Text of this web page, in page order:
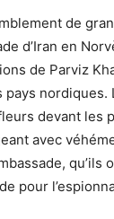
de
d’Iran en
de Parviz
pays nordiques.
devant les
avec
qu’ils
pour